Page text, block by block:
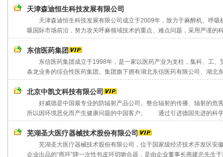
天津森迪恒生科技发展有限公司
天津森迪恒生科技发展有限公司成立于2009年，致力于麻醉机、呼吸
吸国际市场前沿，努力攻关呼麻领域技术的重点、难点问题，采用严谨的
东信医药集团
东信医药集团成立于1998年，是一家以医药产业为支柱，集科、工、
条龙业务的综合性医药集团。集团旗下拥有湖北东信医药有限公司、湖北
北京中凯文科技有限公司
好威德是中国最专业的防辐射产品公司。整合辐射的传播、辐射的危
所以因环境恶化而产生健康问题的中国客户。 通过引进德国先进的科
芜湖圣大医疗器械技术股份有限公司
芜湖圣大医疗器械技术股份有限公司，位于国家级经济技术开发区安
企业出品的“商环”牌一次性包皮环切吻合器，是由企业董事长商建忠先生